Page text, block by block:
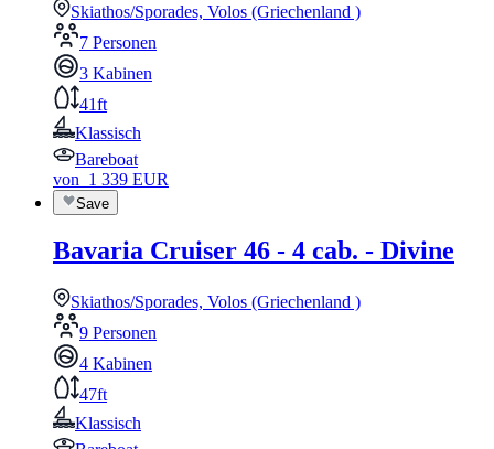
Skiathos/Sporades, Volos (Griechenland )
7 Personen
3 Kabinen
41ft
Klassisch
Bareboat
von 1 339 EUR
Save
Bavaria Cruiser 46 - 4 cab. - Divine
Skiathos/Sporades, Volos (Griechenland )
9 Personen
4 Kabinen
47ft
Klassisch